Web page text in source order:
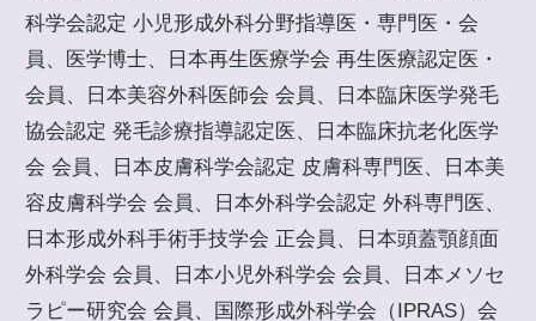
科学会認定 小児形成外科分野指導医・専門医・会
員、医学博士、日本再生医療学会 再生医療認定医・
会員、日本美容外科医師会 会員、日本臨床医学発毛
協会認定 発毛診療指導認定医、日本臨床抗老化医学
会 会員、日本皮膚科学会認定 皮膚科専門医、日本美
容皮膚科学会 会員、日本外科学会認定 外科専門医、
日本形成外科手術手技学会 正会員、日本頭蓋顎顔面
外科学会 会員、日本小児外科学会 会員、日本メソセ
ラピー研究会 会員、国際形成外科学会（IPRAS）会